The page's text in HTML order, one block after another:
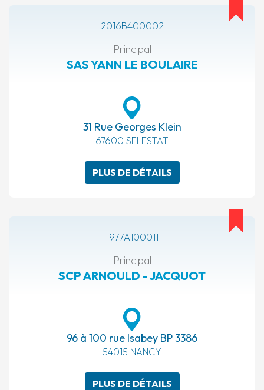
2016B400002
Principal
SAS YANN LE BOULAIRE
31 Rue Georges Klein
67600 SELESTAT
PLUS DE DÉTAILS
1977A100011
Principal
SCP ARNOULD - JACQUOT
96 à 100 rue Isabey BP 3386
54015 NANCY
PLUS DE DÉTAILS